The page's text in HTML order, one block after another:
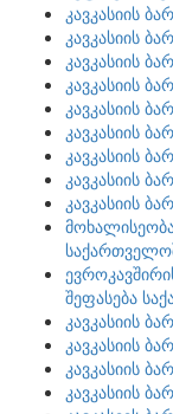
კავკასიის
კავკასიის
კავკასიის
კავკასიის
კავკასიის
კავკასიის
კავკასიის
კავკასიის
კავკასიის
შეფასება
კავკასიის
კავკასიის
კავკასიის
კავკასიის